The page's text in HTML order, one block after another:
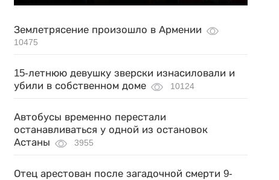
Землетрясение произошло в Армении
10475
15-летнюю девушку зверски изнасиловали и
убили в собственном доме
10124
Автобусы временно перестали
останавливаться у одной из остановок
Астаны
3955
Отец арестован после загадочной смерти 9-